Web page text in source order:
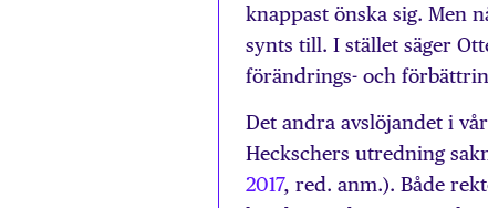
knappast önska sig. Men
synts till. I stället säger
förändrings- och
Det andra avslöjandet i
Heckschers utredning
2017, red. anm.). Både